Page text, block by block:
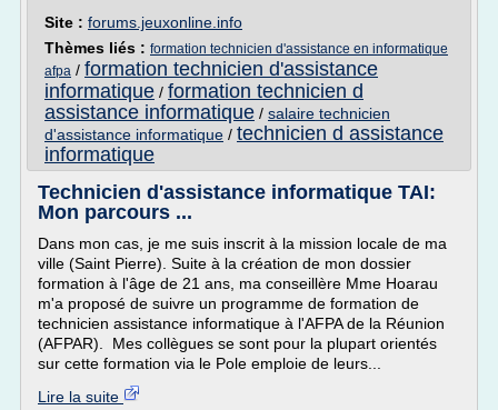
Site : forums.jeuxonline.info
Thèmes liés : formation technicien d'assistance en informatique
afpa / formation technicien d'assistance
informatique / formation technicien d
assistance informatique / salaire technicien
d'assistance informatique / technicien d assistance
informatique
Technicien d'assistance informatique TAI:
Mon parcours ...
Dans mon cas, je me suis inscrit à la mission locale de ma
ville (Saint Pierre). Suite à la création de mon dossier
formation à l'âge de 21 ans, ma conseillère Mme Hoarau
m'a proposé de suivre un programme de formation de
technicien assistance informatique à l'AFPA de la Réunion
(AFPAR). Mes collègues se sont pour la plupart orientés
sur cette formation via le Pole emploie de leurs...
Lire la suite